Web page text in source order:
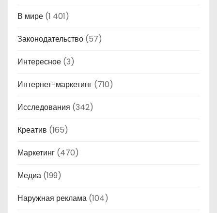
В мире (1 401)
Законодательство (57)
Интересное (3)
Интернет-маркетинг (710)
Исследования (342)
Креатив (165)
Маркетинг (470)
Медиа (199)
Наружная реклама (104)